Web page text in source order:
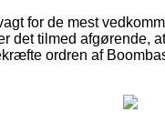
for de mest
det tilmed afgørende,
ordren af